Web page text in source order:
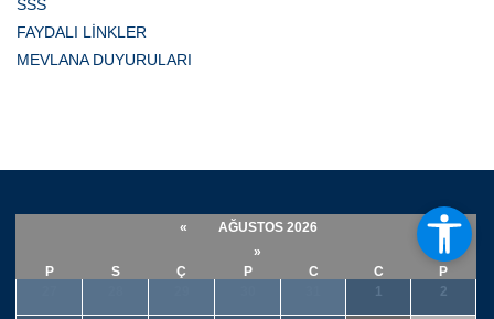
SSS
FAYDALI LİNKLER
MEVLANA DUYURULARI
«
AĞUSTOS 2026
»
P
S Ç P C C
P
1 2